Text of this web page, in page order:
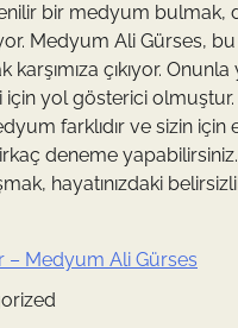
bir medyum bulmak,
Medyum Ali Gürses,
çıkıyor. Onunla
için yol gösterici olmuştur.
farklıdır ve sizin için
deneme
hayatınızdaki
– Medyum Ali Gürses